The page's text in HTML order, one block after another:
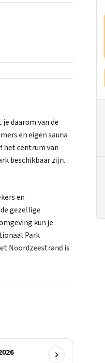
daarom van de
en eigen sauna
het centrum van
beschikbaar zijn.
en
gezellige
kun je
Park
Noordzeestrand is